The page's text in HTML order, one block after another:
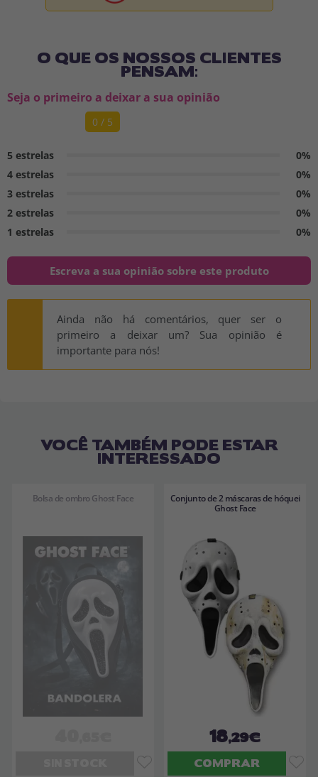
O QUE OS NOSSOS CLIENTES
PENSAM:
Seja o primeiro a deixar a sua opinião
0 / 5
5 estrelas
0%
4 estrelas
0%
3 estrelas
0%
2 estrelas
0%
1 estrelas
0%
Escreva a sua opinião sobre este produto
Ainda não há comentários, quer ser o
primeiro a deixar um? Sua opinião é
importante para nós!
VOCÊ TAMBÉM PODE ESTAR
INTERESSADO
Bolsa de ombro Ghost Face
Conjunto de 2 máscaras de hóquei
Ghost Face
18,29€
COMPRAR